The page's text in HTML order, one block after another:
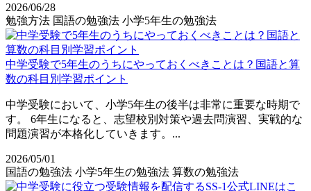
2026/06/28
勉強方法 国語の勉強法 小学5年生の勉強法
中学受験で5年生のうちにやっておくべきことは？国語と算
数の科目別学習ポイント
中学受験において、小学5年生の後半は非常に重要な時期で
す。 6年生になると、志望校別対策や過去問演習、実戦的な
問題演習が本格化していきます。...
2026/05/01
国語の勉強法 小学5年生の勉強法 算数の勉強法